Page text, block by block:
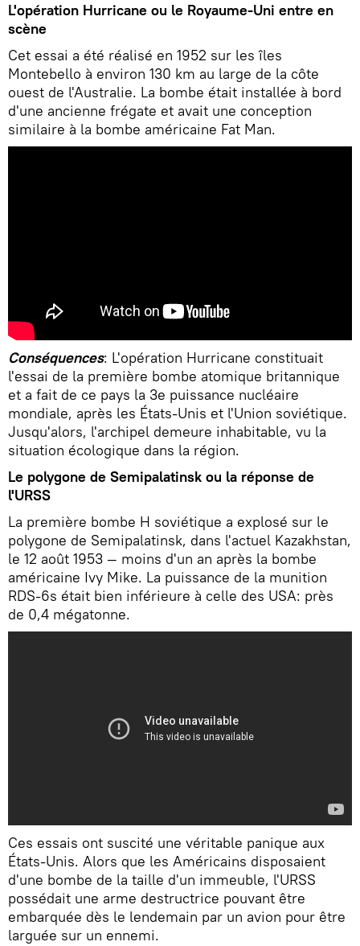
L'opération Hurricane ou le Royaume-Uni entre en
scène
Cet essai a été réalisé en 1952 sur les îles
Montebello à environ 130 km au large de la côte
ouest de l'Australie. La bombe était installée à bord
d'une ancienne frégate et avait une conception
similaire à la bombe américaine Fat Man.
Conséquences: L'opération Hurricane constituait
l'essai de la première bombe atomique britannique
et a fait de ce pays la 3e puissance nucléaire
mondiale, après les États-Unis et l'Union soviétique.
Jusqu'alors, l'archipel demeure inhabitable, vu la
situation écologique dans la région.
Le polygone de Semipalatinsk ou la réponse de
l'URSS
La première bombe H soviétique a explosé sur le
polygone de Semipalatinsk, dans l'actuel Kazakhstan,
le 12 août 1953 — moins d'un an après la bombe
américaine Ivy Mike. La puissance de la munition
RDS-6s était bien inférieure à celle des USA: près
de 0,4 mégatonne.
Ces essais ont suscité une véritable panique aux
États-Unis. Alors que les Américains disposaient
d'une bombe de la taille d'un immeuble, l'URSS
possédait une arme destructrice pouvant être
embarquée dès le lendemain par un avion pour être
larguée sur un ennemi.